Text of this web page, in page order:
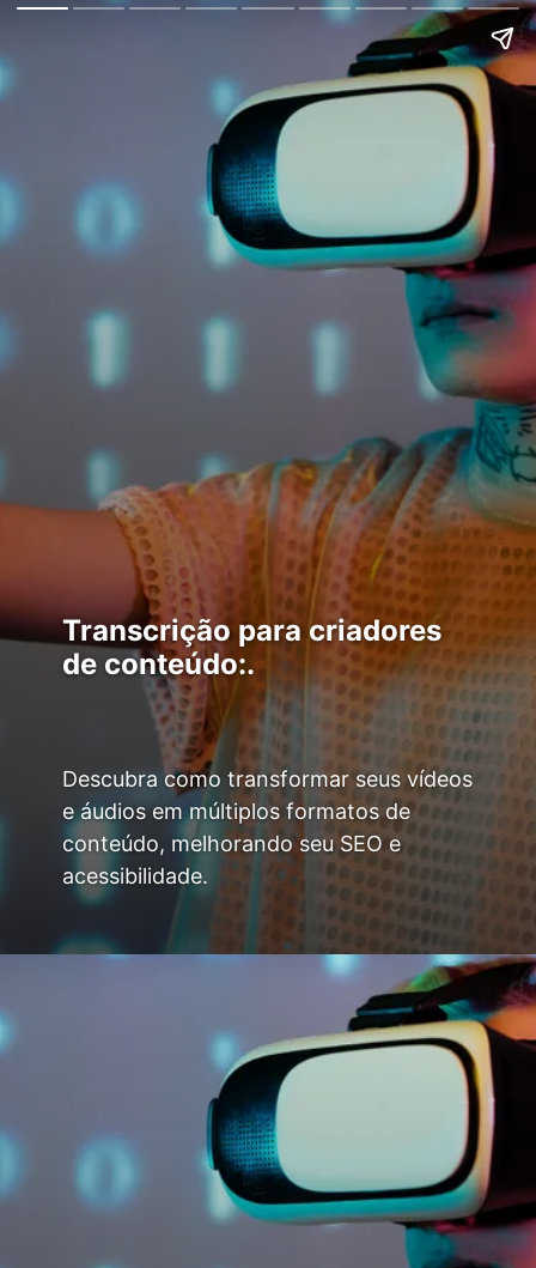
Transcrição para criadores
de conteúdo:.
Descubra como transformar seus vídeos
e áudios em múltiplos formatos de
conteúdo, melhorando seu SEO e
acessibilidade.